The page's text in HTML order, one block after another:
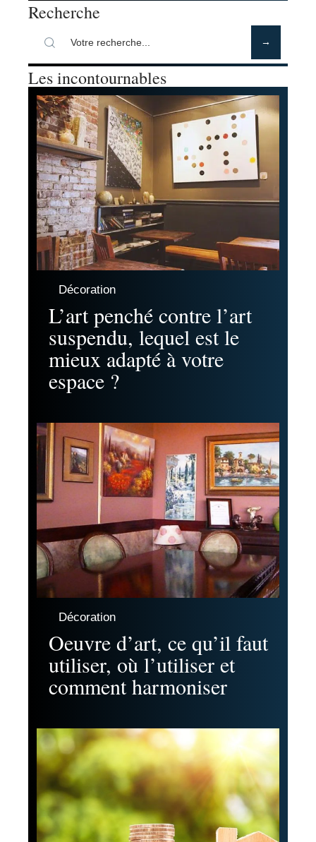
Recherche
Les incontournables
Décoration
L’art penché contre l’art
suspendu, lequel est le
mieux adapté à votre
espace ?
Décoration
Oeuvre d’art, ce qu’il faut
utiliser, où l’utiliser et
comment harmoniser